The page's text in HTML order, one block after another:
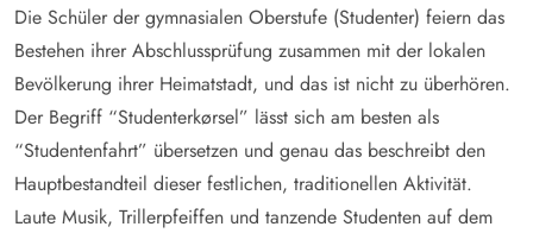
Die Schüler der gymnasialen Oberstufe (Studenter) feiern das
Bestehen ihrer Abschlussprüfung zusammen mit der lokalen
Bevölkerung ihrer Heimatstadt, und das ist nicht zu überhören.
Der Begriff “Studenterkørsel” lässt sich am besten als
“Studentenfahrt” übersetzen und genau das beschreibt den
Hauptbestandteil dieser festlichen, traditionellen Aktivität.
Laute Musik, Trillerpfeiffen und tanzende Studenten auf dem